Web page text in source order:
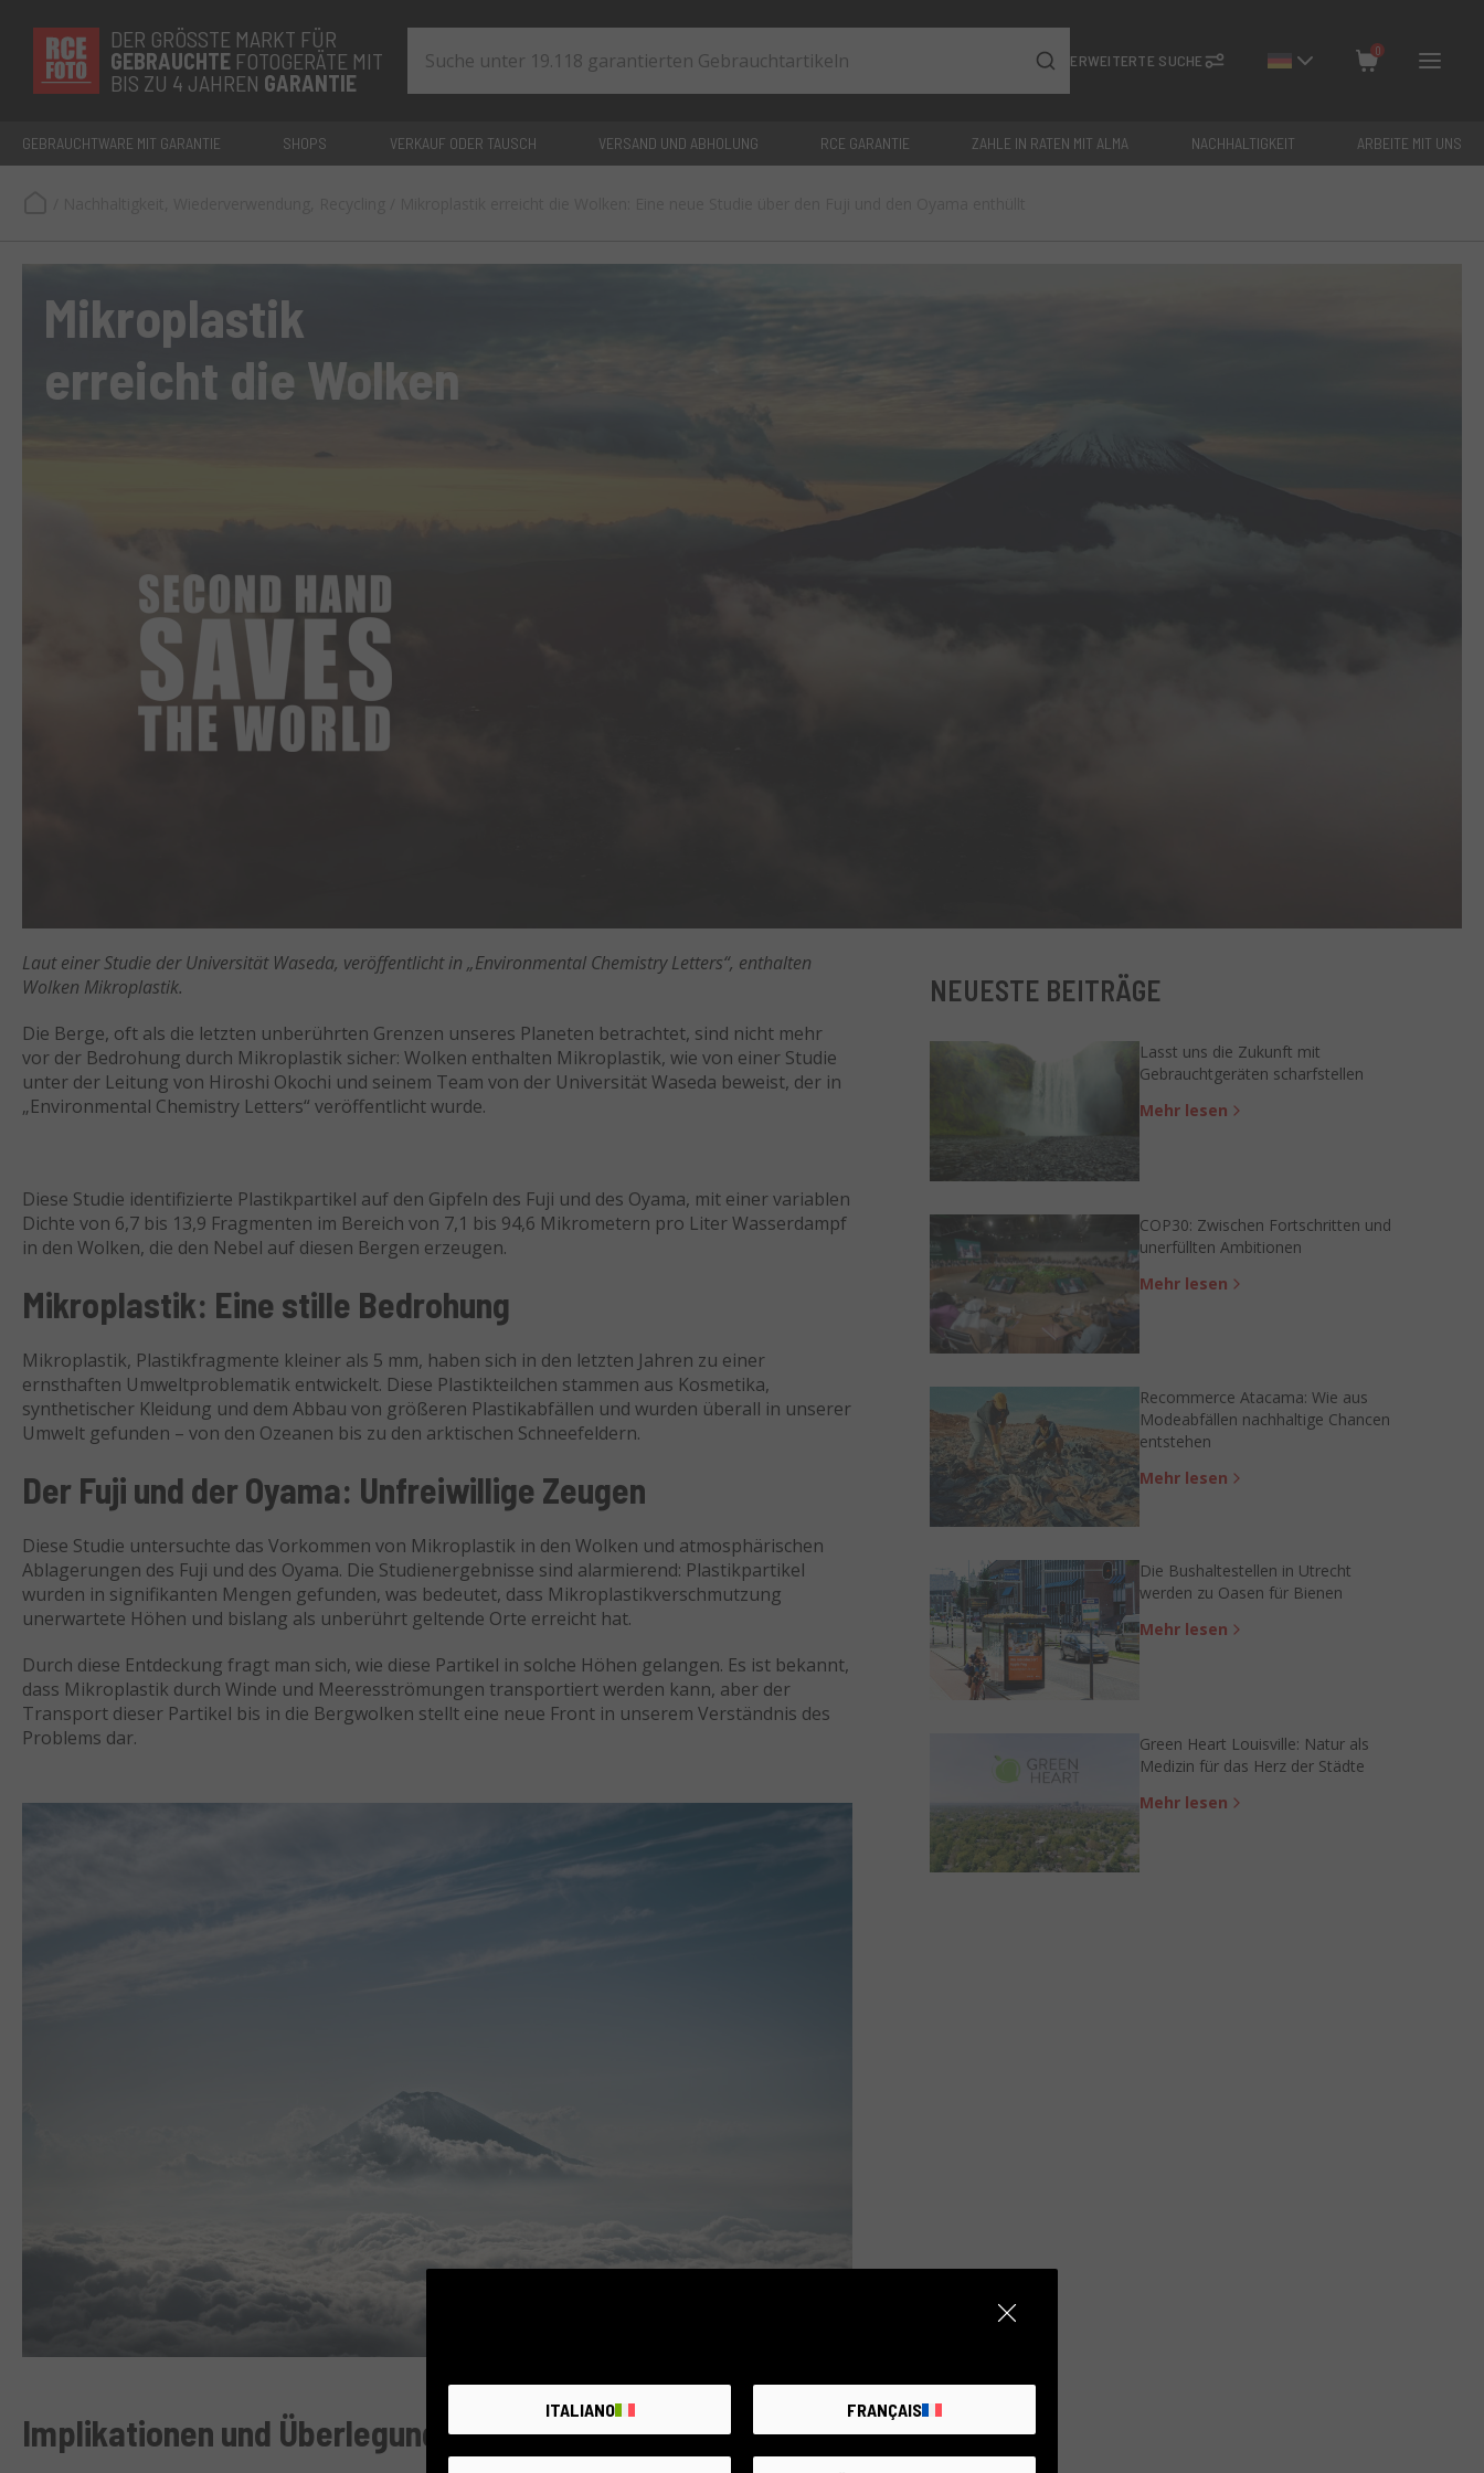
DER GRÖSSTE MARKT FÜR
GEBRAUCHTE FOTOGERÄTE MIT
BIS ZU 4 JAHREN GARANTIE
ERWEITERTE SUCHE
0
Schließen
GEBRAUCHTWARE MIT GARANTIE SHOPS VERKAUF ODER TAUSCH VERSAND UND ABHOLUNG RCE GARANTIE ZAHLE IN RATEN MIT ALMA NACHHALTIGKEIT ARBEITE MIT UNS
Mikroplastik
erreicht die Wolken
Laut einer Studie der Universität Waseda, veröffentlicht in „Environmental Chemistry Letters“, enthalten
Wolken Mikroplastik.
Die Berge, oft als die letzten unberührten Grenzen unseres Planeten betrachtet, sind nicht mehr
vor der Bedrohung durch Mikroplastik sicher: Wolken enthalten Mikroplastik, wie von einer Studie
unter der Leitung von Hiroshi Okochi und seinem Team von der Universität Waseda beweist, der in
„Environmental Chemistry Letters“ veröffentlicht wurde.
Diese Studie identifizierte Plastikpartikel auf den Gipfeln des Fuji und des Oyama, mit einer variablen
Dichte von 6,7 bis 13,9 Fragmenten im Bereich von 7,1 bis 94,6 Mikrometern pro Liter Wasserdampf
in den Wolken, die den Nebel auf diesen Bergen erzeugen.
Mikroplastik: Eine stille Bedrohung
Mikroplastik, Plastikfragmente kleiner als 5 mm, haben sich in den letzten Jahren zu einer
ernsthaften Umweltproblematik entwickelt. Diese Plastikteilchen stammen aus Kosmetika,
synthetischer Kleidung und dem Abbau von größeren Plastikabfällen und wurden überall in unserer
Umwelt gefunden – von den Ozeanen bis zu den arktischen Schneefeldern.
Der Fuji und der Oyama: Unfreiwillige Zeugen
Diese Studie untersuchte das Vorkommen von Mikroplastik in den Wolken und atmosphärischen
Ablagerungen des Fuji und des Oyama. Die Studienergebnisse sind alarmierend: Plastikpartikel
wurden in signifikanten Mengen gefunden, was bedeutet, dass Mikroplastikverschmutzung
unerwartete Höhen und bislang als unberührt geltende Orte erreicht hat.
Durch diese Entdeckung fragt man sich, wie diese Partikel in solche Höhen gelangen. Es ist bekannt,
dass Mikroplastik durch Winde und Meeresströmungen transportiert werden kann, aber der
Transport dieser Partikel bis in die Bergwolken stellt eine neue Front in unserem Verständnis des
Problems dar.
Implikationen und Überlegungen
NEUESTE BEITRÄGE
Lasst uns die Zukunft mit
Gebrauchtgeräten scharfstellen
Mehr lesen
COP30: Zwischen Fortschritten und
unerfüllten Ambitionen
Mehr lesen
Recommerce Atacama: Wie aus
Modeabfällen nachhaltige Chancen
entstehen
Mehr lesen
Die Bushaltestellen in Utrecht
werden zu Oasen für Bienen
Mehr lesen
Green Heart Louisville: Natur als
Medizin für das Herz der Städte
Mehr lesen
ITALIANO FRANÇAIS